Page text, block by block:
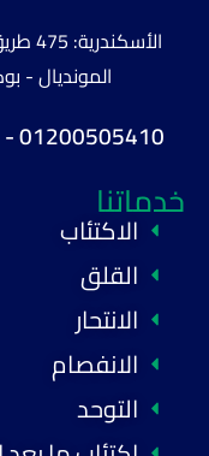
المونديال -
01200505410 - 01120596171 - 035226074
خدماتنا
الاكتئاب
القلق
الانتحار
الانفصام
التوحد